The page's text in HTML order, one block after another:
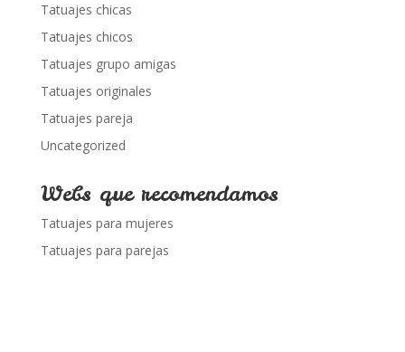
Tatuajes chicas
Tatuajes chicos
Tatuajes grupo amigas
Tatuajes originales
Tatuajes pareja
Uncategorized
Webs que recomendamos
Tatuajes para mujeres
Tatuajes para parejas